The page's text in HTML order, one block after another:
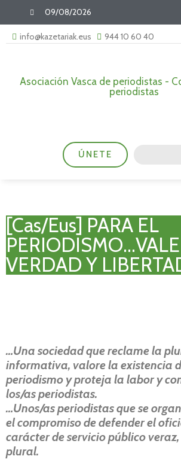
09/08/2026
info@kazetariak.eus 944 10 60 40
Asociación Vasca de periodistas -
periodistas
ÚNETE
[Cas/Eus] PARA EL
VERDAD Y
…Una sociedad que reclame la
informativa, valore la existencia
periodismo y proteja la labor y
los/as periodistas.
…Unos/as periodistas que se
el compromiso de defender el
carácter de servicio público
plural.